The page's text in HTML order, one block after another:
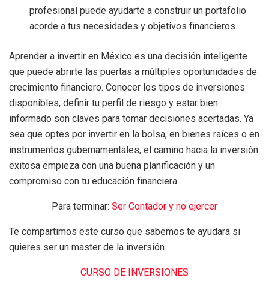
profesional puede ayudarte a construir un portafolio
acorde a tus necesidades y objetivos financieros.
Aprender a invertir en México es una decisión inteligente
que puede abrirte las puertas a múltiples oportunidades de
crecimiento financiero. Conocer los tipos de inversiones
disponibles, definir tu perfil de riesgo y estar bien
informado son claves para tomar decisiones acertadas. Ya
sea que optes por invertir en la bolsa, en bienes raíces o en
instrumentos gubernamentales, el camino hacia la inversión
exitosa empieza con una buena planificación y un
compromiso con tu educación financiera.
Para terminar: Ser Contador y no ejercer
Te compartimos este curso que sabemos te ayudará si
quieres ser un master de la inversión
CURSO DE INVERSIONES